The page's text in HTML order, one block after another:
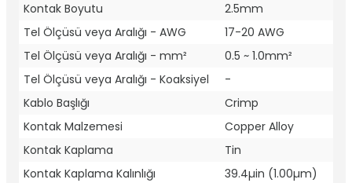
Kontak Boyutu
2.5mm
Tel Ölçüsü veya Aralığı - AWG
17-20 AWG
Tel Ölçüsü veya Aralığı - mm²
0.5 ~ 1.0mm²
Tel Ölçüsü veya Aralığı - Koaksiyel
-
Kablo Başlığı
Crimp
Kontak Malzemesi
Copper Alloy
Kontak Kaplama
Tin
Kontak Kaplama Kalınlığı
39.4µin (1.00µm)